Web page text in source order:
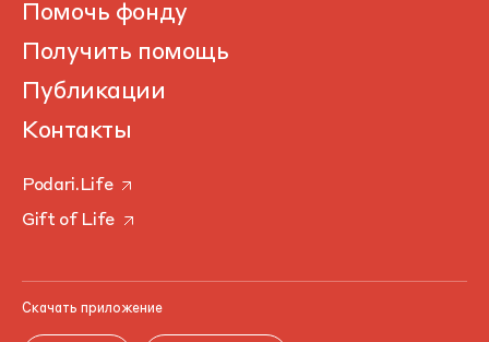
Помочь фонду
Получить помощь
Публикации
Контакты
Podari.Life
Gift of Life
Скачать приложение